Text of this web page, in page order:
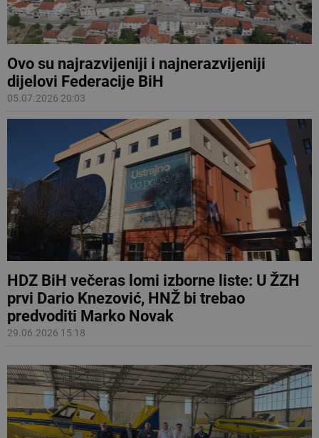
Ovo su najrazvijeniji i najnerazvijeniji
dijelovi Federacije BiH
05.07.2026 20:03
HDZ BiH večeras lomi izborne liste: U ŽZH
prvi Dario Knezović, HNŽ bi trebao
predvoditi Marko Novak
29.06.2026 15:18